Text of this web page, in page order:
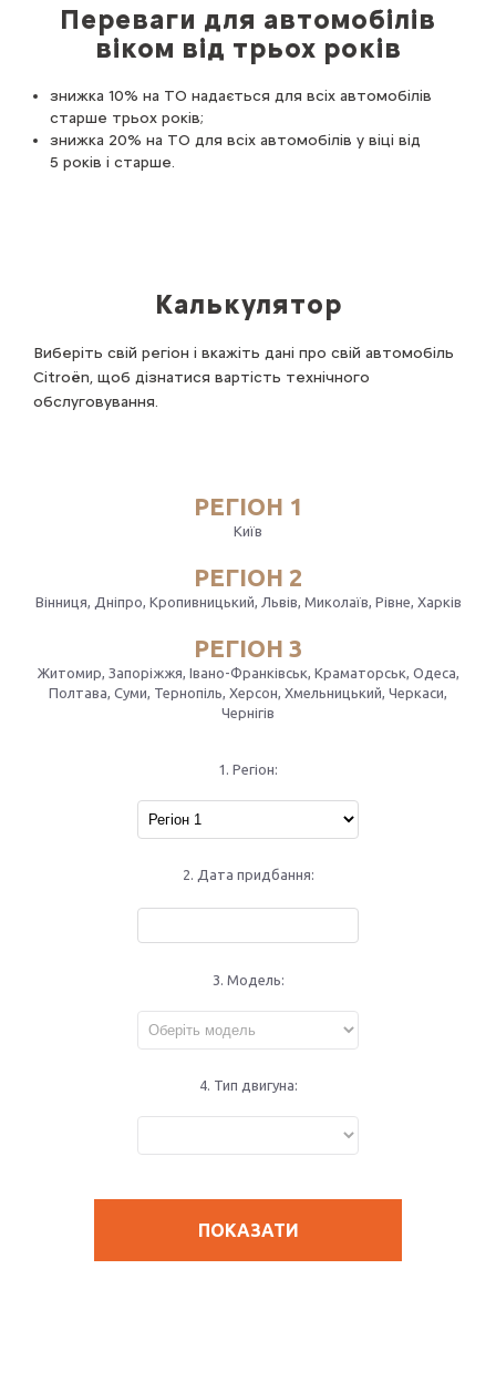
Переваги для автомобілів
віком від трьох років
знижка 10% на ТО надається для всіх автомобілів
старше трьох років;
знижка 20% на ТО для всіх автомобілів у віці від
5 років і старше.
Калькулятор
Виберіть свій регіон і вкажіть дані про свій автомобіль
Citroën, щоб дізнатися вартість технічного
обслуговування.